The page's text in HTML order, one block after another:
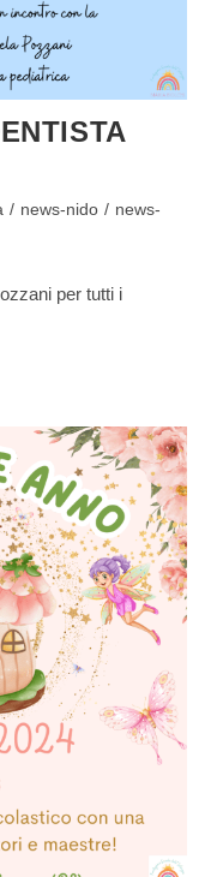
/ news-nido / news-
per tutti i